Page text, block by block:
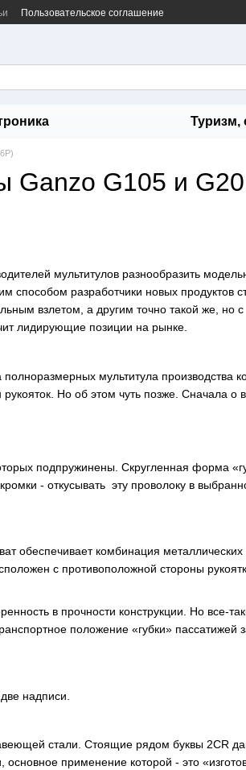
Пользовательское соглашение
Туризм,
Ganzo G105 и
мультитулов разнообразить
разработчики новых продуктов
взлетом, а другим точно такой же, но
лидирующие позиции на рынке.
мультитула производства
Но об этом чуть позже. Сначала о
подпружинены. Скругленная форма
- откусывать эту проволоку в
обеспечивает комбинация металлических
с противоположной стороны
в прочности конструкции. Но все-
положение «губки»
надписи.
стали. Стоящие рядом буквы 2CR
основное применение которой - это